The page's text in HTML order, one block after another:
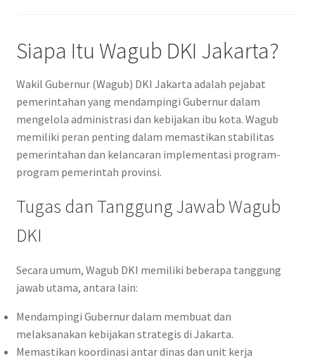
Siapa Itu Wagub DKI Jakarta?
Wakil Gubernur (Wagub) DKI Jakarta adalah pejabat
pemerintahan yang mendampingi Gubernur dalam
mengelola administrasi dan kebijakan ibu kota. Wagub
memiliki peran penting dalam memastikan stabilitas
pemerintahan dan kelancaran implementasi program-
program pemerintah provinsi.
Tugas dan Tanggung Jawab Wagub
DKI
Secara umum, Wagub DKI memiliki beberapa tanggung
jawab utama, antara lain:
Mendampingi Gubernur dalam membuat dan
melaksanakan kebijakan strategis di Jakarta.
Memastikan koordinasi antar dinas dan unit kerja